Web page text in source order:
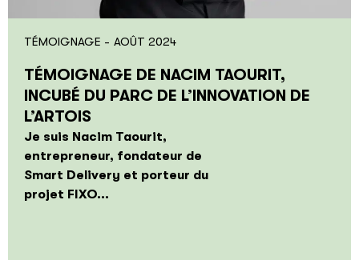
TÉMOIGNAGE - AOÛT 2024
TÉMOIGNAGE DE NACIM TAOURIT,
INCUBÉ DU PARC DE L’INNOVATION DE
L’ARTOIS
Je suis Nacim Taourit,
entrepreneur, fondateur de
Smart Delivery et porteur du
projet FIXO...